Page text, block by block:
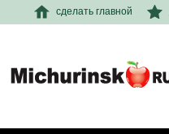
сделать главной